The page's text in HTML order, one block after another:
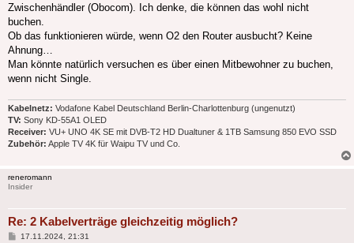
Zwischenhändler (Obocom). Ich denke, die können das wohl nicht
buchen.
Ob das funktionieren würde, wenn O2 den Router ausbucht? Keine
Ahnung…
Man könnte natürlich versuchen es über einen Mitbewohner zu buchen,
wenn nicht Single.
Kabelnetz: Vodafone Kabel Deutschland Berlin-Charlottenburg (ungenutzt)
TV: Sony KD-55A1 OLED
Receiver: VU+ UNO 4K SE mit DVB-T2 HD Dualtuner & 1TB Samsung 850 EVO SSD
Zubehör: Apple TV 4K für Waipu TV und Co.
reneromann
Insider
Re: 2 Kabelverträge gleichzeitig möglich?
Beitrag
17.11.2024, 21:31